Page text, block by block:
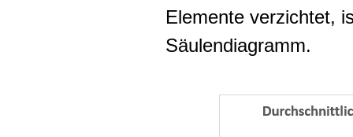
Elemente verzichtet,
Säulendiagramm.